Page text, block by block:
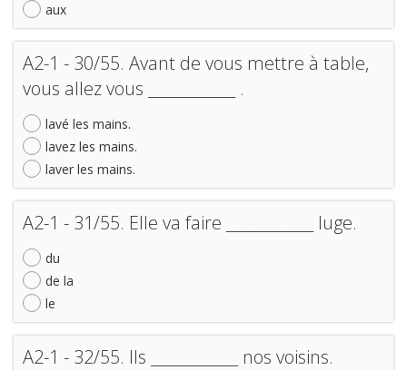
aux
A2-1 - 30/55. Avant de vous mettre à table,
vous allez vous ____________ .
lavé les mains.
lavez les mains.
laver les mains.
A2-1 - 31/55. Elle va faire ____________ luge.
du
de la
le
A2-1 - 32/55. Ils ____________ nos voisins.